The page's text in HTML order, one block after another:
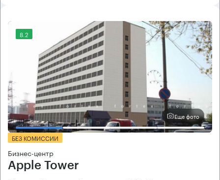
8.2
Еще фото
БЕЗ КОМИССИИ
Бизнес-центр
Apple Tower